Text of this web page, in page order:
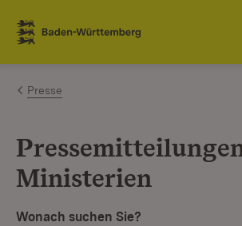
Zum Inhalt springen
Link zur Startseite
Presse
Ministerien
Wonach suchen Sie?